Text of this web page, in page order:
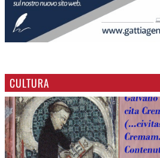
CULTURA